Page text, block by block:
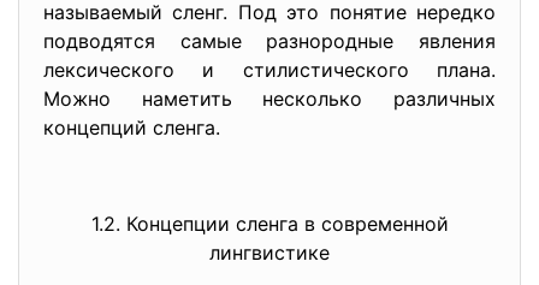
называемый сленг. Под это понятие нередко
подводятся самые разнородные явления
лексического и стилистического плана.
Можно наметить несколько различных
концепций сленга.
1.2. Концепции сленга в современной
лингвистике